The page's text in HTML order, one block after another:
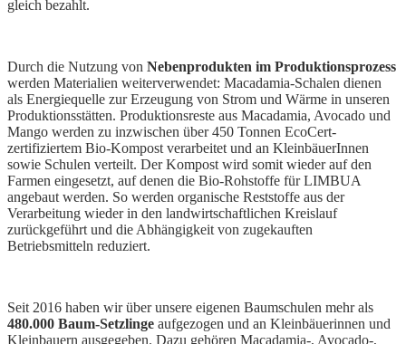
gleich bezahlt.
Durch die Nutzung von Nebenprodukten im Produktionsprozess
werden Materialien weiterverwendet: Macadamia-Schalen dienen
als Energiequelle zur Erzeugung von Strom und Wärme in unseren
Produktionsstätten. Produktionsreste aus Macadamia, Avocado und
Mango werden zu inzwischen über 450 Tonnen EcoCert-
zertifiziertem Bio-Kompost verarbeitet und an KleinbäuerInnen
sowie Schulen verteilt. Der Kompost wird somit wieder auf den
Farmen eingesetzt, auf denen die Bio-Rohstoffe für LIMBUA
angebaut werden. So werden organische Reststoffe aus der
Verarbeitung wieder in den landwirtschaftlichen Kreislauf
zurückgeführt und die Abhängigkeit von zugekauften
Betriebsmitteln reduziert.
Seit 2016 haben wir über unsere eigenen Baumschulen mehr als
480.000 Baum-Setzlinge aufgezogen und an Kleinbäuerinnen und
Kleinbauern ausgegeben. Dazu gehören Macadamia-, Avocado-,